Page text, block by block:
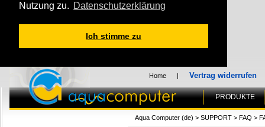
Nutzung zu. Datenschutzerklärung
Ich stimme zu
Home | Vertrag widerrufen
PRODUKTE
Aqua Computer (de) > SUPPORT > FAQ >